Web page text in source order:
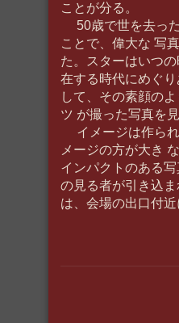
ことが分る。
50歳で世を去っ
ことで、偉大な 写
た。スターはいつ
在する時代にめぐ
して、その素顔の
ツ が撮った写真を
イメージは作られ
メージの方が大き
インパクトのある
の見る者が引き込
は、会場の出口付